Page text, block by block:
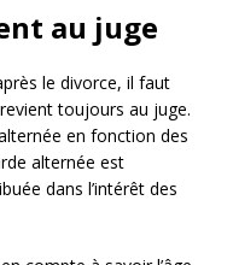
au juge
le divorce, il faut
toujours au juge.
en fonction des
alternée est
dans l’intérêt des